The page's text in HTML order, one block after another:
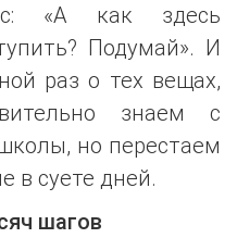
«А как здесь
Подумай». И
раз о тех вещах,
знаем с
но перестаем
в суете дней.
шагов